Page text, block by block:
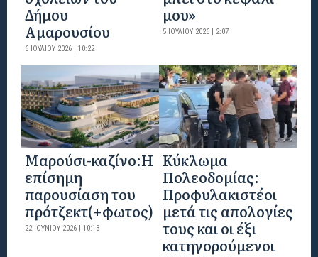
Δήμου
Αμαρουσίου
6 ΙΟΥΛΊΟΥ 2026 | 10:22
μου»
5 ΙΟΥΛΊΟΥ 2026 | 2:07
Mαρούσι-καζίνο:H
επίσημη
παρουσίαση του
πρότζεκτ(+φωτος)
22 ΙΟΥΝΊΟΥ 2026 | 10:13
Κύκλωμα
Πολεοδομίας:
Προφυλακιστέοι
μετά τις απολογίες
τους και οι έξι
κατηγορούμενοι